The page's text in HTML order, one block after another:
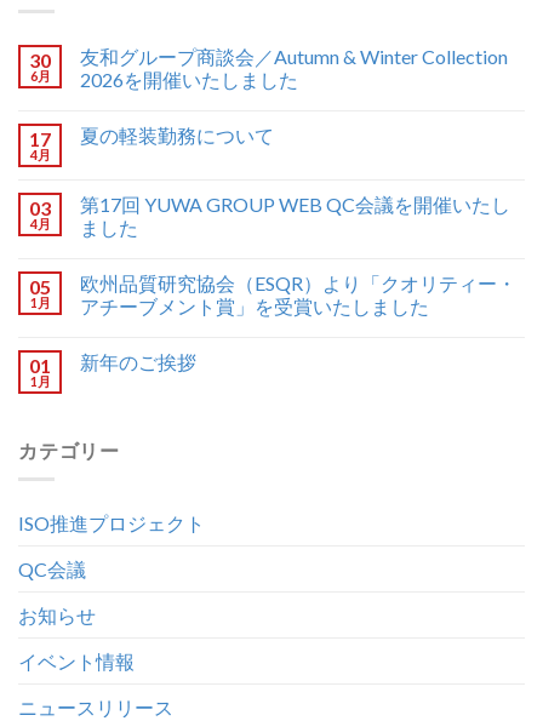
30
6月
友和グループ商談会／Autumn & Winter Collection
2026を開催いたしました
17
4月
夏の軽装勤務について
03
4月
第17回 YUWA GROUP WEB QC会議を開催いたし
ました
05
1月
欧州品質研究協会（ESQR）より「クオリティー・
アチーブメント賞」を受賞いたしました
01
1月
新年のご挨拶
カテゴリー
ISO推進プロジェクト
QC会議
お知らせ
イベント情報
ニュースリリース